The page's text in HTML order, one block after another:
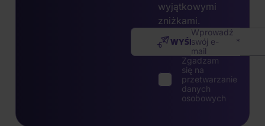
wyjątkowymi
zniżkami.
Wprowadź
swój e-
mail
WYŚLIJ
Zgadzam
się na
przetwarzanie
danych
osobowych